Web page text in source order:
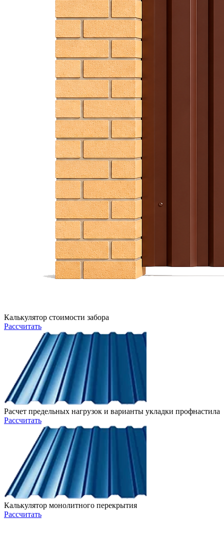
Калькулятор стоимости забора
Рассчитать
Расчет предельных нагрузок и варианты укладки профнастила
Рассчитать
Калькулятор монолитного перекрытия
Рассчитать